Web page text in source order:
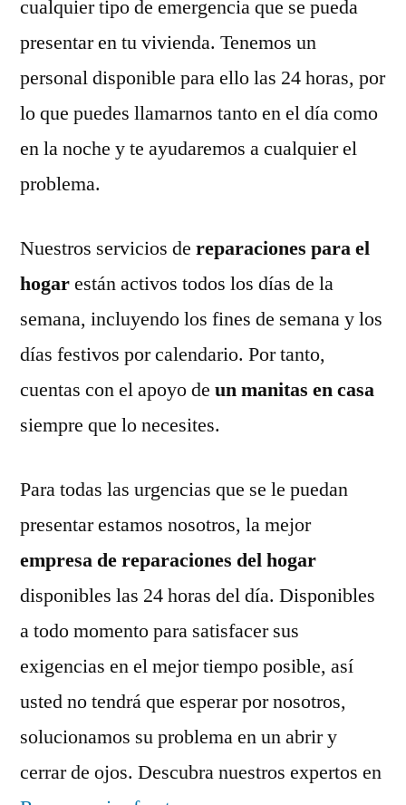
cualquier tipo de emergencia que se pueda
presentar en tu vivienda. Tenemos un
personal disponible para ello las 24 horas, por
lo que puedes llamarnos tanto en el día como
en la noche y te ayudaremos a cualquier el
problema.
Nuestros servicios de reparaciones para el
hogarestán activos todos los días de la
semana, incluyendo los fines de semana y los
días festivos por calendario. Por tanto,
cuentas con el apoyo de un manitas en casa
siempre que lo necesites.
Para todas las urgencias que se le puedan
presentar estamos nosotros, la mejor
empresa de reparaciones del hogar
disponibles las 24 horas del día. Disponibles
a todo momento para satisfacer sus
exigencias en el mejor tiempo posible, así
usted no tendrá que esperar por nosotros,
solucionamos su problema en un abrir y
cerrar de ojos. Descubra nuestros expertos en